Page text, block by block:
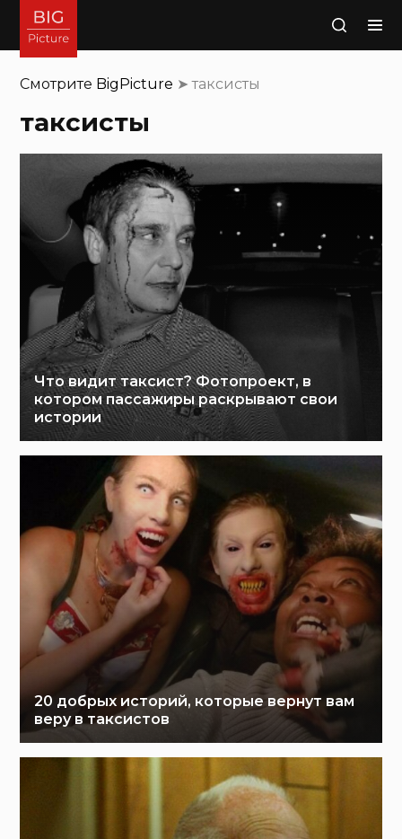
Поиск
Смотрите BigPicture ➤таксисты
таксисты
Что видит таксист? Фотопроект, в
котором пассажиры раскрывают свои
истории
20 добрых историй, которые вернут вам
веру в таксистов